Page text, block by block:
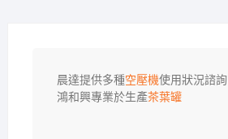
晨達提供多種空壓機使用狀況諮詢
鴻和興專業於生產茶葉罐